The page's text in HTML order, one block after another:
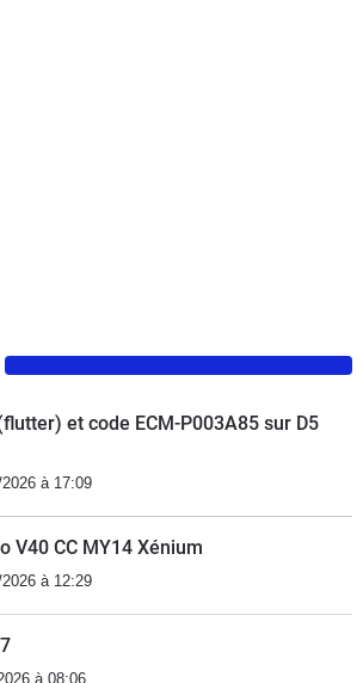
km/an min depuis plus de 20 ans.
dangereuse. S40 td testé pendant 3
et code ECM-P003A85 sur D5
2026 à 17:09
V40 CC MY14 Xénium
2026 à 12:29
à 08:06